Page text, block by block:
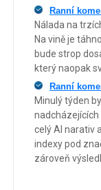
Ranní
Nálada na
Na vině je
bude strop
který naopak
Ranní
Minulý týden
nadcházejících
celý AI narativ
indexy pod
zároveň